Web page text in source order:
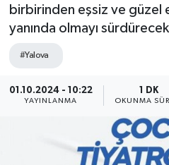
birbirinden eşsiz ve güzel
yanında olmayı
#Yalova
01.10.2024 - 10:22
YAYINLANMA
1 DK
OKUNMA